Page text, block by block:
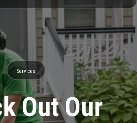
Services
Out Our